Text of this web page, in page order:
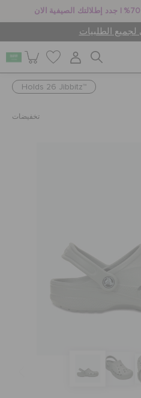
الطلبيات
Holds 26 Jibbitz™
تخفيضات